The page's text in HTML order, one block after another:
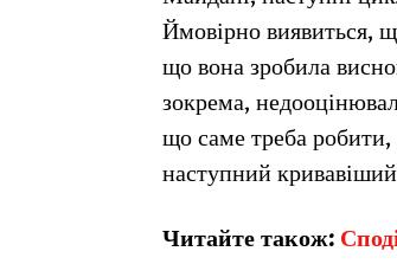
Ймовірно виявиться,
що вона зробила
зокрема,
що саме треба робити,
наступний
Читайте також: